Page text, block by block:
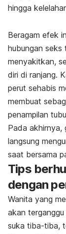
hingga
Beragam efek
hubungan
menyakitkan,
diri di ranjang.
perut sehabis
membuat
penampilan
Pada akhirnya,
langsung
saat bersama
Tips
dengan
Wanita yang
akan
suka tiba-tiba,